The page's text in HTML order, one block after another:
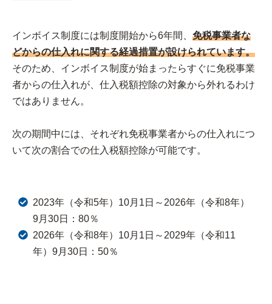
インボイス制度には制度開始から6年間、 免税事業者な
どからの仕入れに関する経過措置が設けられています。
そのため、インボイス制度が始まったらすぐに免税事業
者からの仕入れが、仕入税額控除の対象から外れるわけ
ではありません。
次の期間中には、それぞれ免税事業者からの仕入れにつ
いて次の割合での仕入税額控除が可能です。
2023年（令和5年）10月1日～2026年（令和8年）
9月30日：80％
2026年（令和8年）10月1日～2029年（令和11
年）9月30日：50％